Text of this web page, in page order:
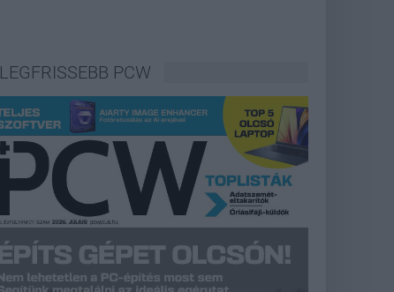
LEGFRISSEBB PCW